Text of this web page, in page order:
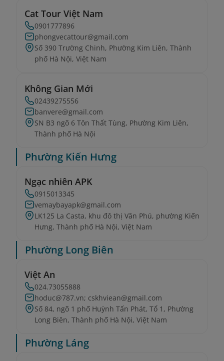
Cat Tour Việt Nam
0901777896
phongvecattour@gmail.com
Số 390 Trường Chinh, Phường Kim Liên, Thành
phố Hà Nội, Việt Nam
Không Gian Mới
02439275556
banvere@gmail.com
SN B3 ngõ 6 Tôn Thất Tùng, Phường Kim Liên,
Thành phố Hà Nội
Phường Kiến Hưng
Ngạc nhiên APK
0915013345
vemaybayapk@gmail.com
LK125 La Casta, khu đô thị Văn Phú, phường Kiến
Hưng, Thành phố Hà Nội, Việt Nam
Phường Long Biên
Việt An
024.73055888
hoduc@787.vn; cskhviean@gmail.com
Số 84, ngõ 1 phố Huỳnh Tấn Phát, Tổ 1, Phường
Long Biên, Thành phố Hà Nội, Việt Nam
Phường Láng